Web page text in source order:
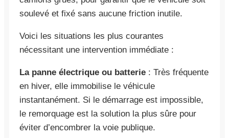
soulevé et fixé sans aucune friction inutile.
Voici les situations les plus courantes
nécessitant une intervention immédiate :
La panne électrique ou batterie : Très fréquente
en hiver, elle immobilise le véhicule
instantanément. Si le démarrage est impossible,
le remorquage est la solution la plus sûre pour
éviter d’encombrer la voie publique.